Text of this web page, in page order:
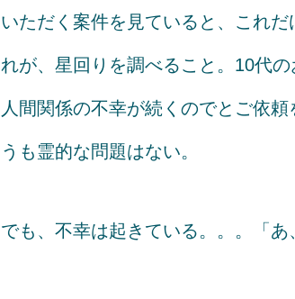
いただく案件を見ていると、これ
れが、星回りを調べること。10代
人間関係の不幸が続くのでとご依
うも霊的な問題はない。
でも、不幸は起きている。。。「あ